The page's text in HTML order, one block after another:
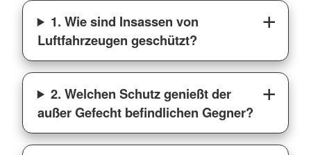
1. Wie sind Insassen von
Luftfahrzeugen geschützt?
2. Welchen Schutz genießt der
außer Gefecht befindlichen Gegner?